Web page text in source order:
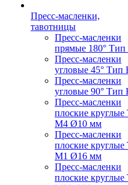
Пресс-масленки,
тавотницы
Пресс-масленки
прямые 180° Тип
Пресс-масленки
угловые 45° Тип
Пресс-масленки
угловые 90° Тип
Пресс-масленки
плоские круглые
M4 Ø10 мм
Пресс-масленки
плоские круглые
M1 Ø16 мм
Пресс-масленки
плоские круглые